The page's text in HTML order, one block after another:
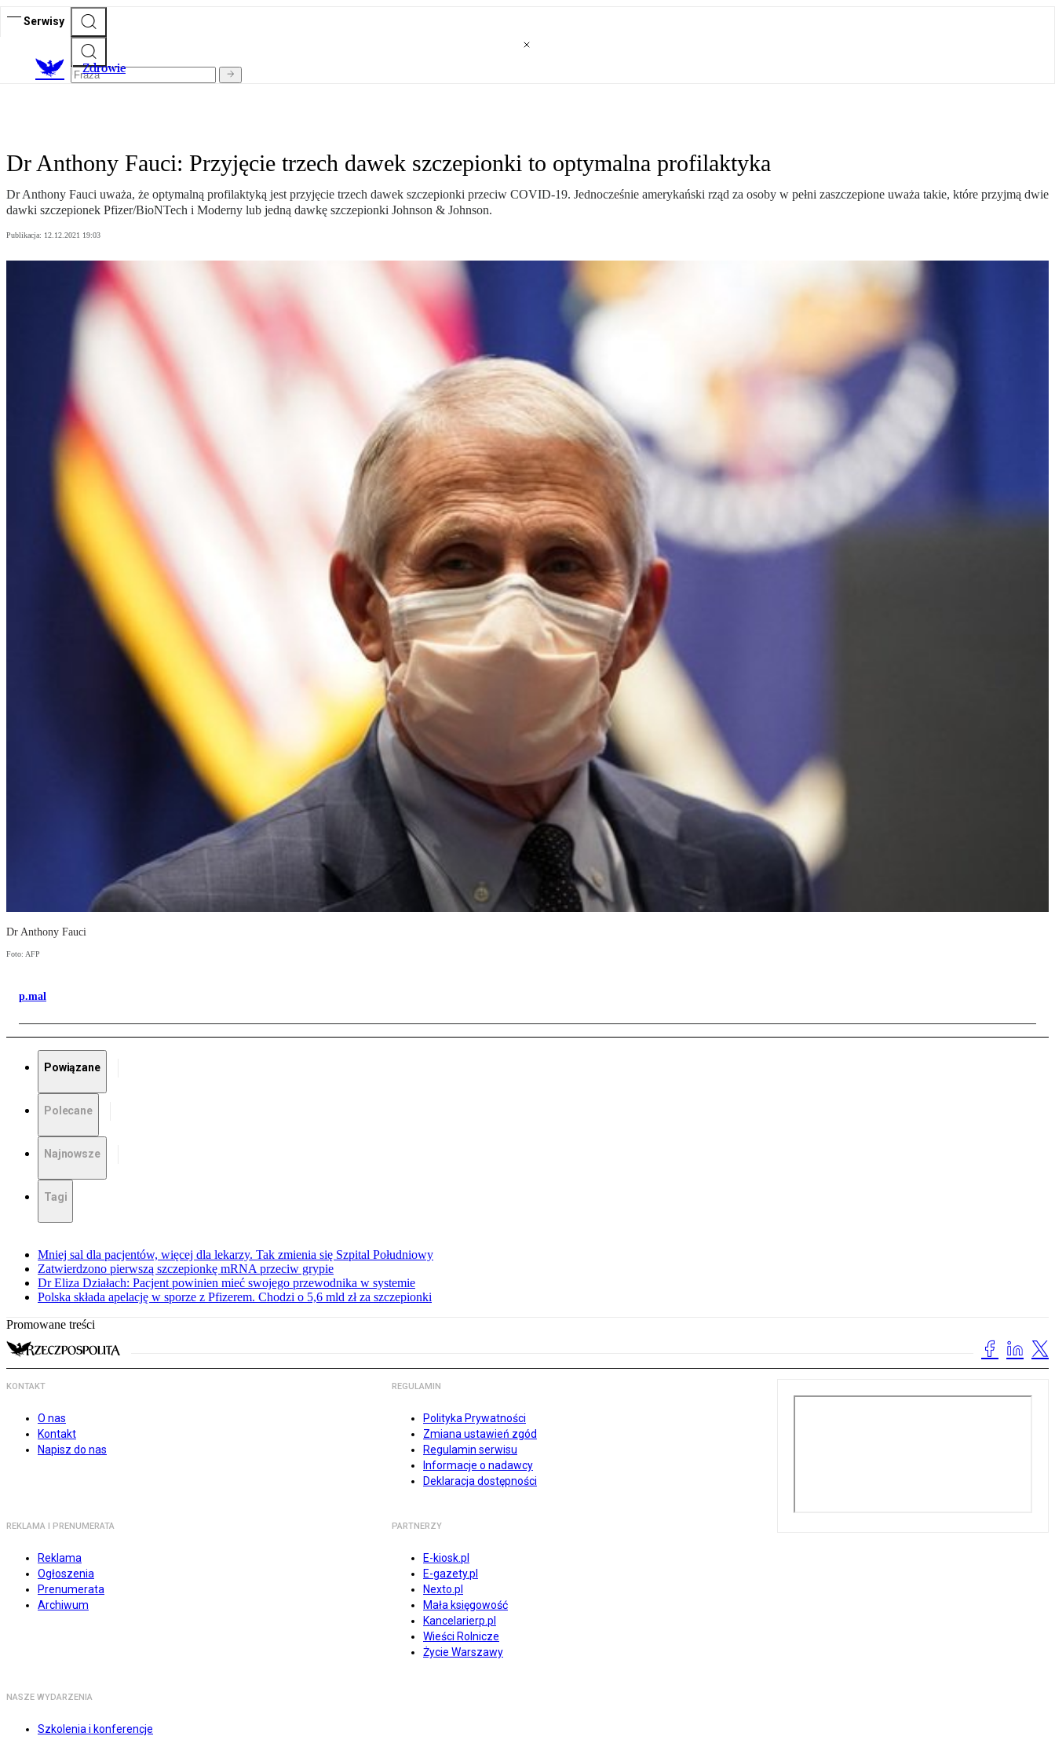
Serwisy
Zdrowie
Dr Anthony Fauci: Przyjęcie trzech dawek szczepionki to optymalna profilaktyka
Dr Anthony Fauci uważa, że optymalną profilaktyką jest przyjęcie trzech dawek szczepionki przeciw COVID-19. Jednocześnie amerykański rząd za osoby w pełni zaszczepione uważa takie, które przyjmą dwie
dawki szczepionek Pfizer/BioNTech i Moderny lub jedną dawkę szczepionki Johnson & Johnson.
Publikacja: 12.12.2021 19:03
Dr Anthony Fauci
Foto: AFP
p.mal
Powiązane
Polecane
Najnowsze
Tagi
Mniej sal dla pacjentów, więcej dla lekarzy. Tak zmienia się Szpital Południowy
Zatwierdzono pierwszą szczepionkę mRNA przeciw grypie
Dr Eliza Działach: Pacjent powinien mieć swojego przewodnika w systemie
Polska składa apelację w sporze z Pfizerem. Chodzi o 5,6 mld zł za szczepionki
Promowane treści
KONTAKT
O nas
Kontakt
Napisz do nas
REGULAMIN
Polityka Prywatności
Zmiana ustawień zgód
Regulamin serwisu
Informacje o nadawcy
Deklaracja dostępności
REKLAMA I PRENUMERATA
Reklama
Ogłoszenia
Prenumerata
Archiwum
PARTNERZY
E-kiosk.pl
E-gazety.pl
Nexto.pl
Mała księgowość
Kancelarierp.pl
Wieści Rolnicze
Życie Warszawy
NASZE WYDARZENIA
Szkolenia i konferencje